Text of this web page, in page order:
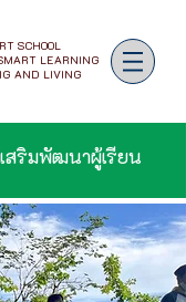
SCHOOL
LEARNING
AND LIVING
สริมพัฒนาผู้เรียน